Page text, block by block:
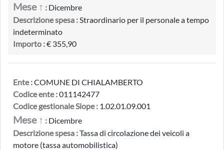
Mese ↑ : Dicembre
Descrizione spesa :Straordinario per il personale a tempo
indeterminato
Importo :€ 355,90
Ente :COMUNE DI CHIALAMBERTO
Codice ente :011142477
Codice gestionale Siope : 1.02.01.09.001
Mese ↑ : Dicembre
Descrizione spesa :Tassa di circolazione dei veicoli a
motore (tassa automobilistica)